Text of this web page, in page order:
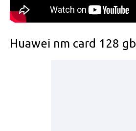
Huawei nm card 128 gb